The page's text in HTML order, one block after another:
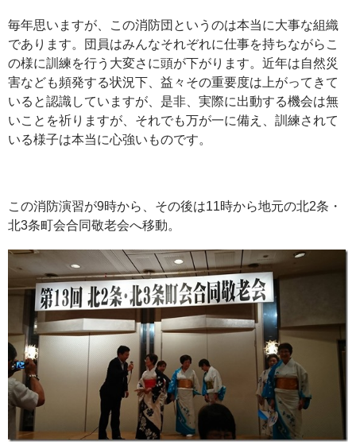
毎年思いますが、この消防団というのは本当に大事な組織
であります。団員はみんなそれぞれに仕事を持ちながらこ
の様に訓練を行う大変さに頭が下がります。近年は自然災
害なども頻発する状況下、益々その重要度は上がってきて
いると認識していますが、是非、実際に出動する機会は無
いことを祈りますが、それでも万が一に備え、訓練されて
いる様子は本当に心強いものです。
この消防演習が9時から、その後は11時から地元の北2条・
北3条町会合同敬老会へ移動。